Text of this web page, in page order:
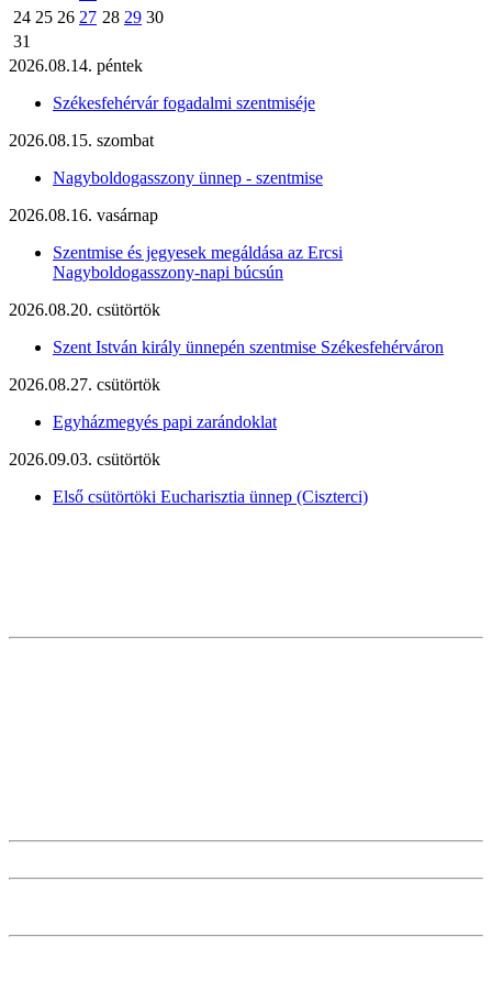
24 25 26 27 28 29 30
31
2026.08.14. péntek
Székesfehérvár fogadalmi szentmiséje
2026.08.15. szombat
Nagyboldogasszony ünnep - szentmise
2026.08.16. vasárnap
Szentmise és jegyesek megáldása az Ercsi
Nagyboldogasszony-napi búcsún
2026.08.20. csütörtök
Szent István király ünnepén szentmise Székesfehérváron
2026.08.27. csütörtök
Egyházmegyés papi zarándoklat
2026.09.03. csütörtök
Első csütörtöki Eucharisztia ünnep (Ciszterci)